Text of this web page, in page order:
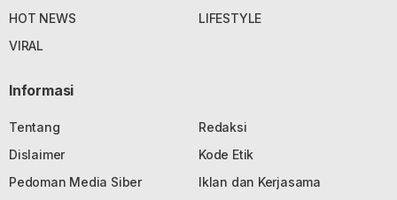
HOT NEWS
LIFESTYLE
VIRAL
Informasi
Tentang
Redaksi
Dislaimer
Kode Etik
Pedoman Media Siber
Iklan dan Kerjasama